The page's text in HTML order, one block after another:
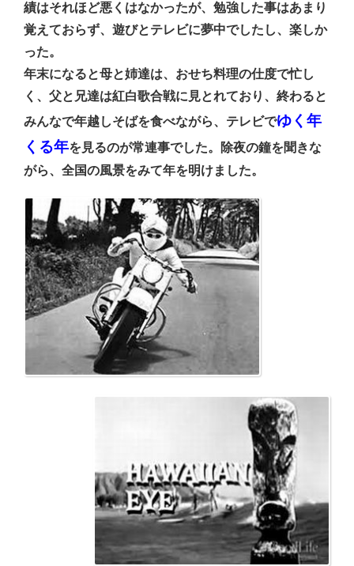
績はそれほど悪くはなかったが、勉強した事はあまり
覚えておらず、遊びとテレビに夢中でしたし、楽しか
った。
年末になると母と姉達は、おせち料理の仕度で忙し
く、父と兄達は紅白歌合戦に見とれており、終わると
みんなで年越しそばを食べながら、テレビでゆく年
くる年を見るのが常連事でした。除夜の鐘を聞きな
がら、全国の風景をみて年を明けました。